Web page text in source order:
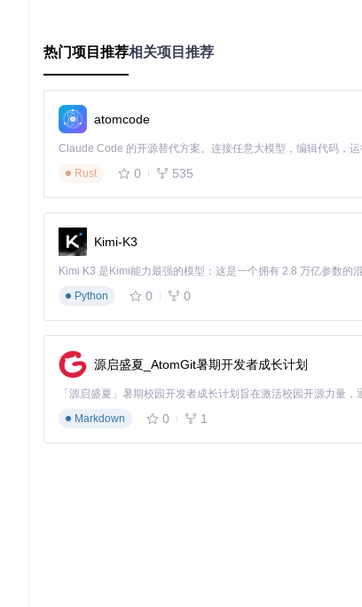
在测试脚本结尾添加PyTorch进程组清理代码：
# tests/test_intranode.py 补充代码
import
if dist.is_initialized():
# install.sh 关键修改
export
NVSHMEM_USE_NCCL=0
cd third-party/nvshmem
方案3：通信线程同步优化
在csrc/kernels/launch.cuh中添加事件同步机制：
// 通信内核启动后添加同步点
cudaEventRecord
cudaEventSynchronize(comm_event); // 等待通信完成
热门项目推荐相关项目推荐
atomcode
Rust
0 535
Kimi-K3
Python
0 0
源启盛夏_AtomGit暑期开发者成长计划
Markdown
0 1